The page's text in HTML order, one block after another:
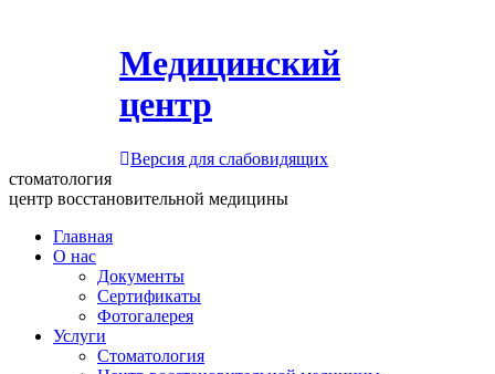
Медицинский
центр
Версия для слабовидящих
стоматология
центр восстановительной медицины
Главная
О нас
Документы
Сертификаты
Фотогалерея
Услуги
Стоматология